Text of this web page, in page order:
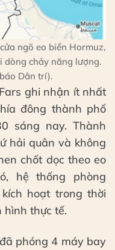
ngõ eo biển Hormuz,
chảy năng lượng.
Dân trí).
ghi nhận ít nhất
đông thành phố
sáng nay. Thành
hải quân và không
chốt dọc theo eo
hệ thống phòng
hoạt trong thời
hình thực tế.
phóng 4 máy bay